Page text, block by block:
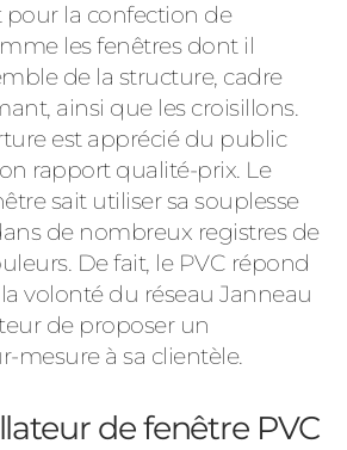
la confection de
les fenêtres dont il
de la structure, cadre
ainsi que les croisillons.
est apprécié du public
rapport qualité-prix. Le
sait utiliser sa souplesse
de nombreux registres de
De fait, le PVC répond
volonté du réseau Janneau
de proposer un
mesure à sa clientèle.
de fenêtre PVC